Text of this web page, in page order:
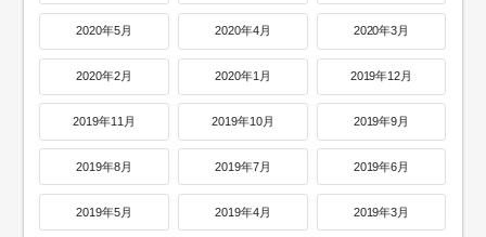
2020年5月 2020年4月 2020年3月
2020年2月 2020年1月 2019年12月
2019年11月 2019年10月 2019年9月
2019年8月 2019年7月 2019年6月
2019年5月 2019年4月 2019年3月